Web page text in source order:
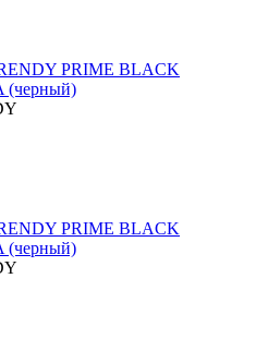
PRIME BLACK
(черный)
PRIME BLACK
(черный)